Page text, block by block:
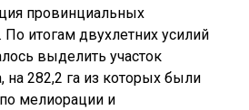
провинциальных
итогам двухлетних усилий
выделить участок
на 282,2 га из которых были
мелиорации и